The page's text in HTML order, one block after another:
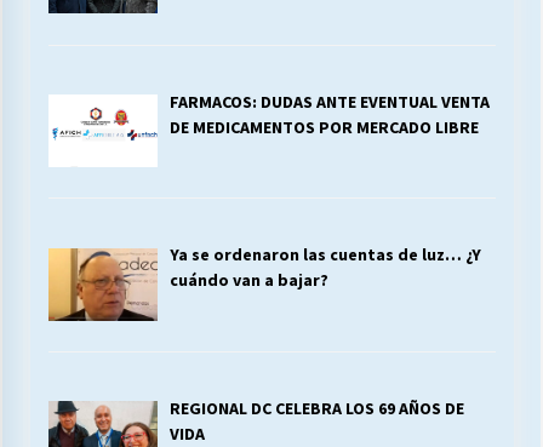
FARMACOS: DUDAS ANTE EVENTUAL VENTA
DE MEDICAMENTOS POR MERCADO LIBRE
Ya se ordenaron las cuentas de luz… ¿Y
cuándo van a bajar?
REGIONAL DC CELEBRA LOS 69 AÑOS DE
VIDA